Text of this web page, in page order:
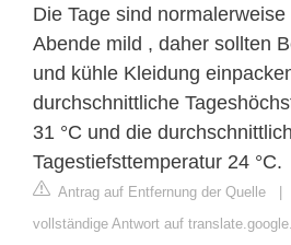
Die Tage sind
Abende mild , daher sollten
und kühle Kleidung
durchschnittliche
31 °C und die
Tagestiefsttemperatur 24 °C.
Antrag auf Entfernung der Quelle |
vollständige Antwort auf